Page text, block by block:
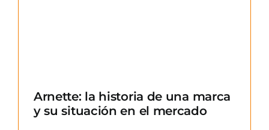
Arnette: la historia de una marca
y su situación en el mercado